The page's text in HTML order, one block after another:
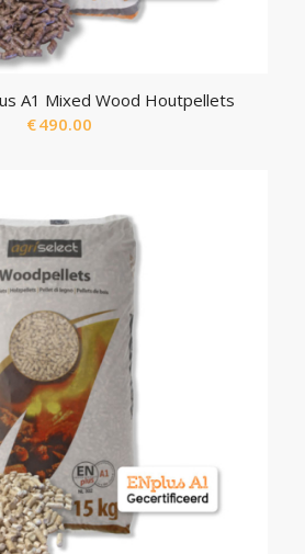
A1 Mixed Wood Houtpellets
€490.00